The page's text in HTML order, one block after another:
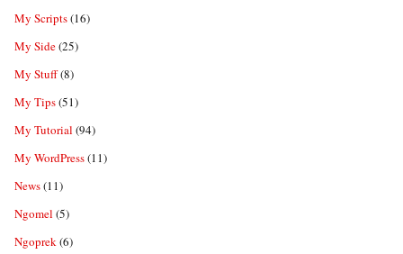
My Scripts(16)
My Side(25)
My Stuff(8)
My Tips(51)
My Tutorial (94)
My WordPress(11)
News(11)
Ngomel (5)
Ngoprek(6)